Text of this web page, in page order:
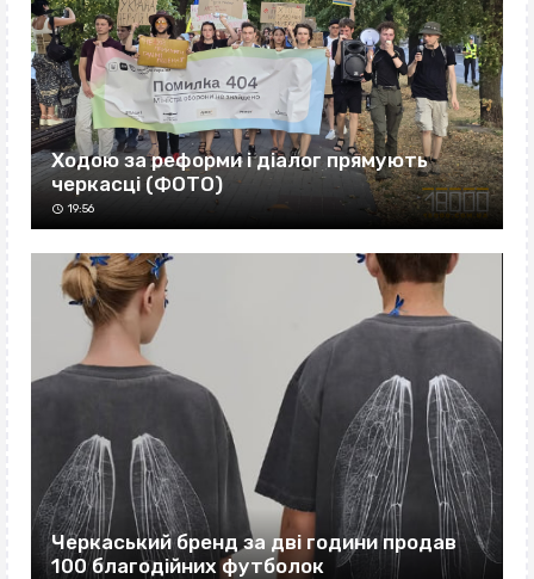
Ходою за реформи і діалог прямують
черкасці (ФОТО)
19:56
Черкаський бренд за дві години продав
100 благодійних футболок